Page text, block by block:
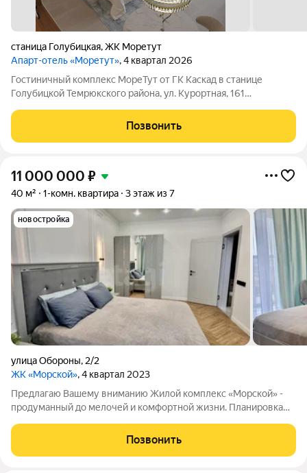
станица Голубицкая,ЖК Моретут
Апарт-отель «Моретут», 4 квартал 2026
Гостиничный комплекс МореТут от ГК Каскад в станице
Голубицкой Темрюкского района, ул. Курортная, 161
Азовском побережье! Гостиничный комплекс МореТут
расположен на первой береговой линии. От корпусов
Позвонить
11 000 000 ₽
40 м² 1-комн. квартира 3 этаж из 7
новостройка
улица Обороны, 2/2
ЖК «Морской», 4 квартал 2023
Предлагаю Вашему вниманию Жилой комплекс «Морской» -
продуманный до мелочей и комфортной жизни. Планировка
пространства и большой светопроницаемостью. Современные
технологии позволили нам
Позвонить